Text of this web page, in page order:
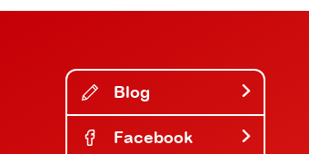
Blog
Facebook